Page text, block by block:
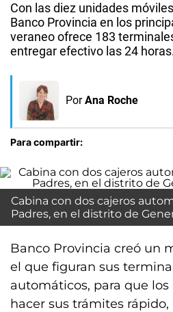
Con las diez unidades
Banco Provincia en los
veraneo ofrece 183
entregar efectivo las 24
Por Ana Roche
Para compartir:
Cabina con dos cajeros
Padres, en el distrito de
Banco Provincia creó un
el que figuran sus
automáticos, para que
hacer sus trámites